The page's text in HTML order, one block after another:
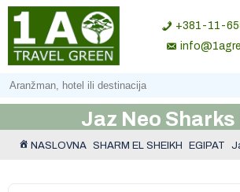
+381-11-
Jaz Neo Sharks
NASLOVNA SHARM EL SHEIKH EGIPAT